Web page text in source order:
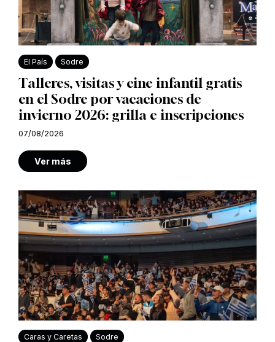
El País Sodre
Talleres, visitas y cine infantil gratis
en el Sodre por vacaciones de
invierno 2026: grilla e inscripciones
07/08/2026
Ver más
Caras y Caretas Sodre